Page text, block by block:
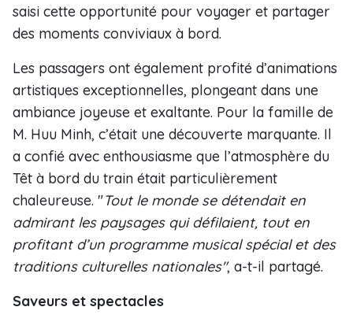
saisi cette opportunité pour voyager et partager
des moments conviviaux à bord.
Les passagers ont également profité d’animations
artistiques exceptionnelles, plongeant dans une
ambiance joyeuse et exaltante. Pour la famille de
M. Huu Minh, c’était une découverte marquante. Il
a confié avec enthousiasme que l’atmosphère du
Têt à bord du train était particulièrement
chaleureuse. "Tout le monde se détendait en
admirant les paysages qui défilaient, tout en
profitant d’un programme musical spécial et des
traditions culturelles nationales", a-t-il partagé.
Saveurs et spectacles